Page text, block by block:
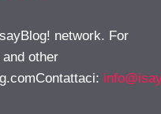
network. For
other
: